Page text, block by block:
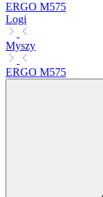
ERGO M575
Logi
Myszy
ERGO M575